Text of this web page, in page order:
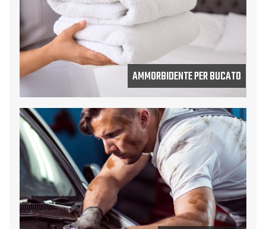
AMMORBIDENTE PER BUCATO